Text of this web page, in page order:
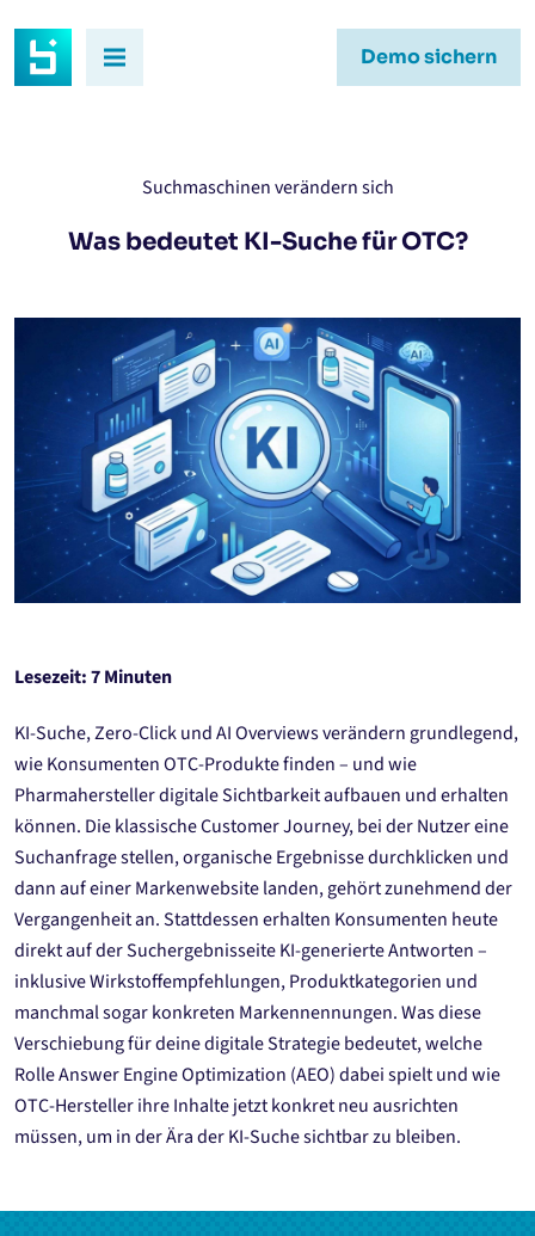
Demo sichern
Suchmaschinen verändern sich
Was bedeutet KI-Suche für OTC?
Lesezeit: 7 Minuten
KI-Suche, Zero-Click und AI Overviews verändern grundlegend,
wie Konsumenten OTC-Produkte finden – und wie
Pharmahersteller digitale Sichtbarkeit aufbauen und erhalten
können. Die klassische Customer Journey, bei der Nutzer eine
Suchanfrage stellen, organische Ergebnisse durchklicken und
dann auf einer Markenwebsite landen, gehört zunehmend der
Vergangenheit an. Stattdessen erhalten Konsumenten heute
direkt auf der Suchergebnisseite KI-generierte Antworten –
inklusive Wirkstoffempfehlungen, Produktkategorien und
manchmal sogar konkreten Markennennungen. Was diese
Verschiebung für deine digitale Strategie bedeutet, welche
Rolle Answer Engine Optimization (AEO) dabei spielt und wie
OTC-Hersteller ihre Inhalte jetzt konkret neu ausrichten
müssen, um in der Ära der KI-Suche sichtbar zu bleiben.